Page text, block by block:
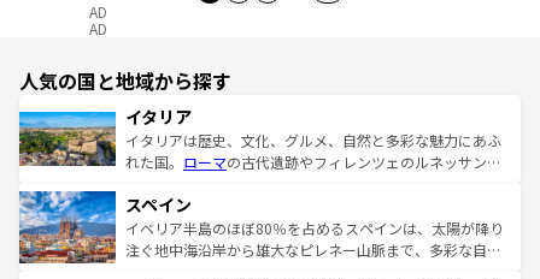
AD
AD
人気の国と地域から探す
イタリア
イタリアは歴史、文化、グルメ、自然と多彩な魅力にあふ
れた国。 ローマの古代遺跡やフィレンツェのルネッサンス
ろん、トスカーナの美しい田園風景やアマルフィ海岸の絶
景など、自然景観も見逃せない。観光の合間には、本場の
ピザやパスタなど、絶品のイタリア料理を堪能することも
スペイン
イベリア半島のほぼ80％を占めるスペインは、太陽が降り
注ぐ地中海沿岸から雄大なピレネー山脈まで、多彩な自然